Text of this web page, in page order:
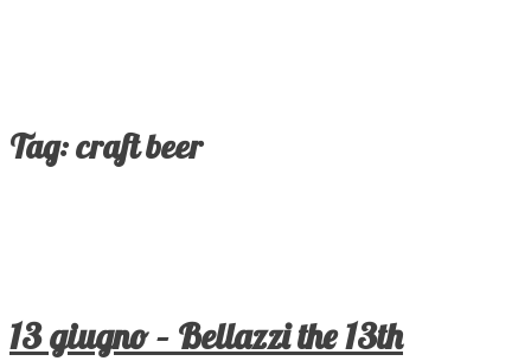
Tag:craft beer
13 giugno – Bellazzi the 13th